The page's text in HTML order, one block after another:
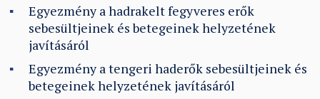
Egyezmény a hadrakelt fegyveres erők
sebesültjeinek és betegeinek helyzetének
javításáról
Egyezmény a tengeri haderők sebesültjeinek és
betegeinek helyzetének javításáról